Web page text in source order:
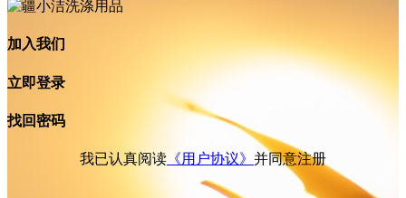
加入我们
立即登录
找回密码
我已认真阅读 《用户协议》 并同意注册